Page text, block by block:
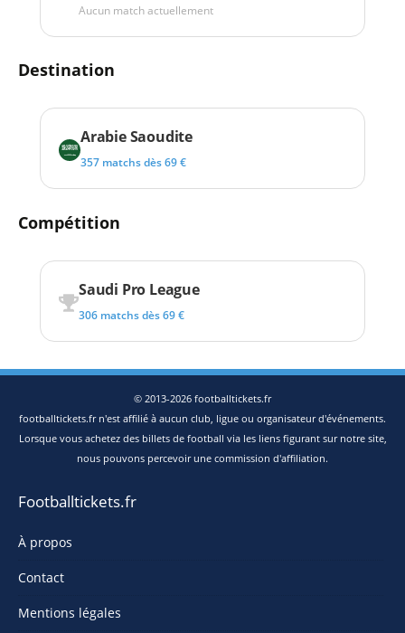
Aucun match actuellement
Destination
Arabie Saoudite
357 matchs dès 69 €
Compétition
Saudi Pro League
306 matchs dès 69 €
© 2013-2026 footballtickets.fr
footballtickets.fr n'est affilié à aucun club, ligue ou organisateur d'événements.
Lorsque vous achetez des billets de football via les liens figurant sur notre site,
nous pouvons percevoir une commission d'affiliation.
Footballtickets.fr
À propos
Contact
Mentions légales